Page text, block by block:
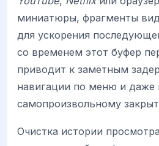
миниатюры, фрагменты
для ускорения
со временем этот буфер
приводит к заметным
навигации по меню и даже
самопроизвольному
Очистка истории